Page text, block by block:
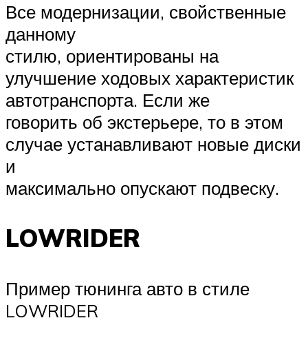
Все модернизации, свойственные
данному
стилю, ориентированы на
улучшение ходовых характеристик
автотранспорта. Если же
говорить об экстерьере, то в этом
случае устанавливают новые диски
и
максимально опускают подвеску.
LOWRIDER
Пример тюнинга авто в стиле
LOWRIDER